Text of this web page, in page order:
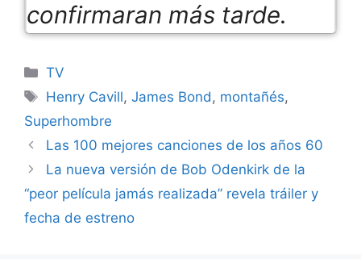
confirmaran más tarde.
Categories
TV
Tags
Henry Cavill,James Bond, montañés,
Superhombre
Las 100 mejores canciones de los años 60
La nueva versión de Bob Odenkirk de la
“peor película jamás realizada” revela tráiler y
fecha de estreno